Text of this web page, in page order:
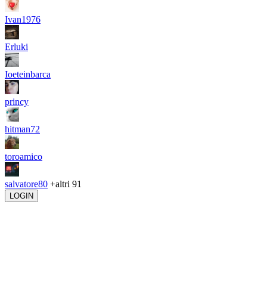
Ivan1976
Erluki
Ioeteinbarca
princy
hitman72
toroamico
salvatore80 +altri 91
LOGIN